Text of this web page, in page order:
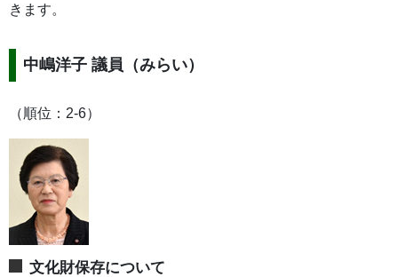
きます。
中嶋洋子 議員（みらい）
（順位：2-6）
文化財保存について